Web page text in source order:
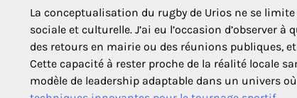
La conceptualisation du rugby de Urios ne se
sociale et culturelle. J’ai eu l’occasion d’observer
des retours en mairie ou des réunions publiques,
Cette capacité à rester proche de la réalité locale
modèle de leadership adaptable dans un univers